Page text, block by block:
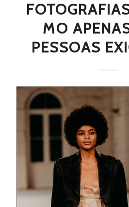
FOTOGRAFIAS
MO
PESSOAS